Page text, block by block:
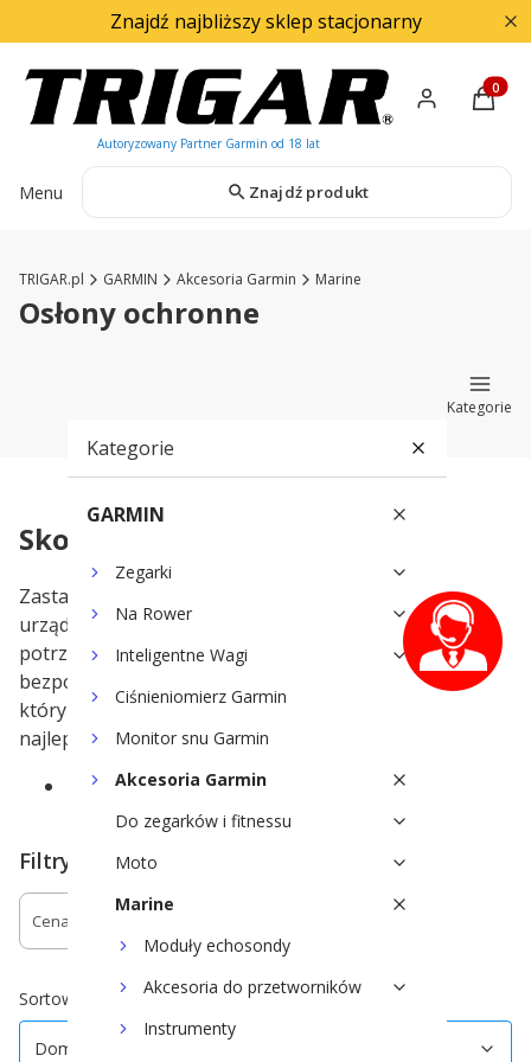
Znajdź najbliższy sklep stacjonarny
Menu Znajdź produkt
TRIGAR.pl GARMIN Akcesoria Garmin Marine
Osłony ochronne
Kategorie
Kategorie
GARMIN
Zegarki
Na Rower
Inteligentne Wagi
Ciśnieniomierz Garmin
Monitor snu Garmin
Akcesoria Garmin
Do zegarków i fitnessu
Moto
Marine
Moduły echosondy
Akcesoria do przetworników
Instrumenty
Skorzystaj z pomocy eksperta
Zastanawiasz się nad zakupem
urządzenia Garmin z działu Marine i
potrzebujesz pomocy? Zadaj pytanie
bezpośrednio naszemu ekspertowi,
który doradzi Ci wybór
najlepszego rozwiązania dla Twoich potrzeb:
Mail: marine@trigar.pl
Filtry
Cena
Koniec filtrów
Sortowanie: Domyślne
Domyślne